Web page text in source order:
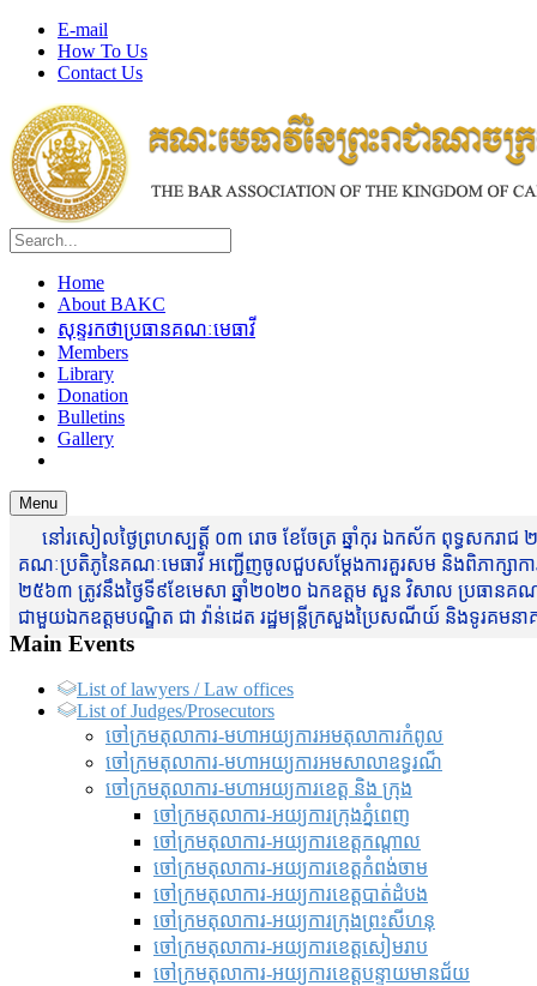
E-mail
How To Us
Contact Us
Home
About BAKC
សុន្ទរកថាប្រធានគណៈមេធាវី
Members
Library
Donation
Bulletins
Gallery
Menu
នៅរសៀលថ្ងៃព្រហស្បត្តិ៍ ០៣ រោច ខែចែត្រ ឆ្នាំកុរ ឯកស័ក ពុទ្ធសករាជ
គណៈប្រតិភូនៃគណៈមេធាវី អញ្ជើញចូលជួបសម្តែងការគួរសម និងពិភាក្សាកា
២៥៦៣ ត្រូវនឹងថ្ងៃទី៩ខែមេសា ឆ្នាំ២០២០ ឯកឧត្តម សួន វិសាល ប្រធានគណ
ជាមួយឯកឧត្តមបណ្ឌិត ជា វ៉ាន់ដេត រដ្ឋមន្រ្តីក្រសួងប្រៃសណីយ៍ និងទូរគ
Main Events
List of lawyers / Law offices
List of Judges/Prosecutors
ចៅក្រមតុលាការ-មហាអយ្យការអមតុលាការកំពូល
ចៅក្រមតុលាការ-មហាអយ្យការអមសាលាឧទ្ធរណ៏
ចៅក្រមតុលាការ-មហាអយ្យការខេត្ត និង ក្រុង
ចៅក្រមតុលាការ-អយ្យការក្រុងភ្នំពេញ
ចៅក្រមតុលាការ-អយ្យការខេត្តកណ្តាល
ចៅក្រមតុលាការ-អយ្យការខេត្តកំពង់ចាម
ចៅក្រមតុលាការ-អយ្យការខេត្តបាត់ដំបង
ចៅក្រមតុលាការ-អយ្យការ​ក្រុងព្រះសីហនុ
ចៅក្រមតុលាការ-អយ្យការខេត្តសៀមរាប
ចៅក្រមតុលាការ-អយ្យការខេត្តបន្ទាយមានជ័យ